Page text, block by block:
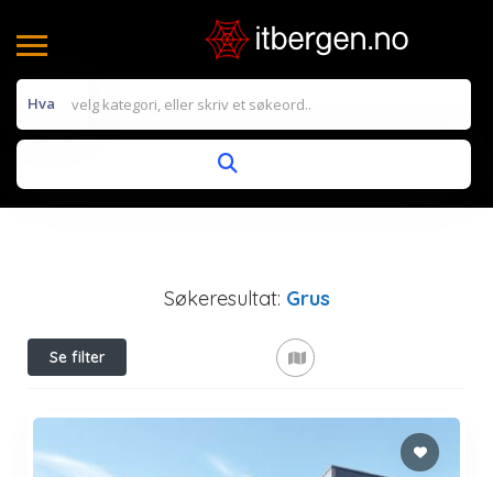
Hva
Søkeresultat: Grus
Se filter